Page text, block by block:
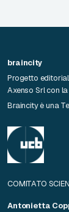
braincity
Progetto
Axenso Srl con
Braincity è una
COMITATO
Antonietta